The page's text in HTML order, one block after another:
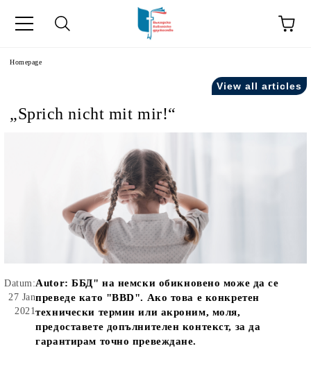
Homepage
View all articles
„Sprich nicht mit mir!“
Datum:
27 Jan
2021
Autor: ББД" на немски обикновено може да се
преведе като "BBD". Ако това е конкретен
технически термин или акроним, моля,
предоставете допълнителен контекст, за да
гарантирам точно превеждане.